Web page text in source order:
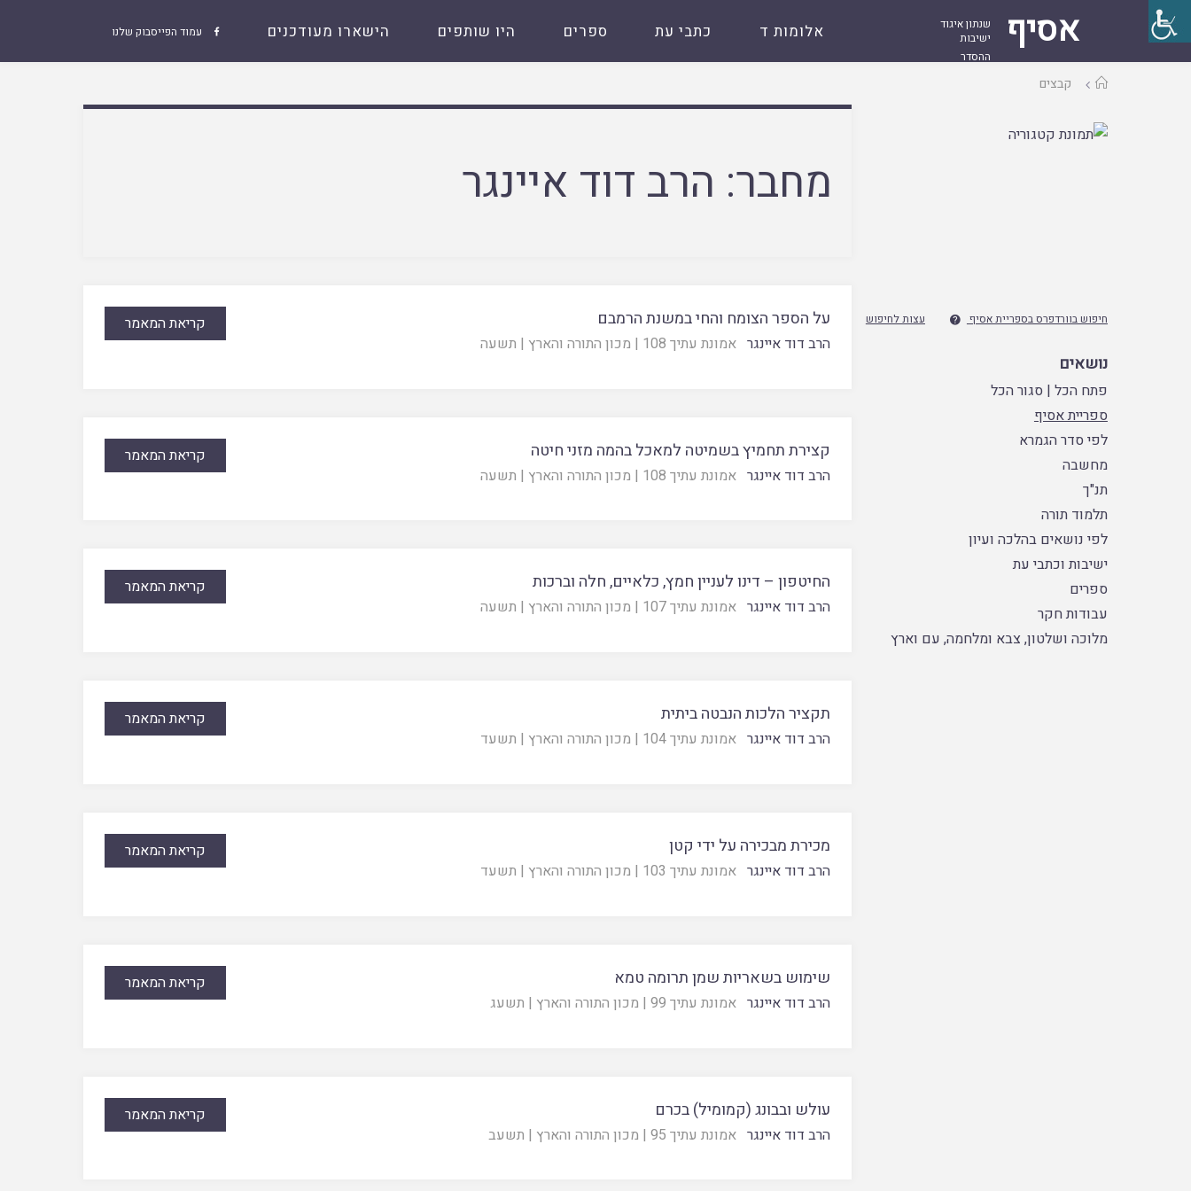
אסיף
שנתון איגוד
ישיבות
ההסדר
 עמוד הפייסבוק שלנו אלומות ד כתבי עת ספרים היו שותפים הישארו מעודכנים
עמודקבצים
חיפוש בוורדפרס בספריית אסיף  עצות לחיפוש
נושאים
פתח הכל |סגור הכל
ספריית אסיף
לפי סדר הגמרא
מחשבה
תנ"ך
תלמוד תורה
לפי נושאים בהלכה ועיון
ישיבות וכתבי עת
ספרים
עבודות חקר
מלוכה ושלטון, צבא ומלחמה, עם וארץ
מחבר: הרב דוד איינגר
על הספר הצומח והחי במשנת הרמבם
הרב דוד איינגר אמונת עתיך 108 | מכון התורה והארץ | תשעה
קריאת המאמר
קצירת תחמיץ בשמיטה למאכל בהמה מזני חיטה
הרב דוד איינגר אמונת עתיך 108 | מכון התורה והארץ | תשעה
קריאת המאמר
החיטפון – דינו לעניין חמץ, כלאיים, חלה וברכות
הרב דוד איינגר אמונת עתיך 107 | מכון התורה והארץ | תשעה
קריאת המאמר
תקציר הלכות הנבטה ביתית
הרב דוד איינגר אמונת עתיך 104 | מכון התורה והארץ | תשעד
קריאת המאמר
מכירת מבכירה על ידי קטן
הרב דוד איינגר אמונת עתיך 103 | מכון התורה והארץ | תשעד
קריאת המאמר
שימוש בשאריות שמן תרומה טמא
הרב דוד איינגר אמונת עתיך 99 | מכון התורה והארץ | תשעג
קריאת המאמר
עולש ובבונג (קמומיל) בכרם
הרב דוד איינגר אמונת עתיך 95 | מכון התורה והארץ | תשעב
קריאת המאמר